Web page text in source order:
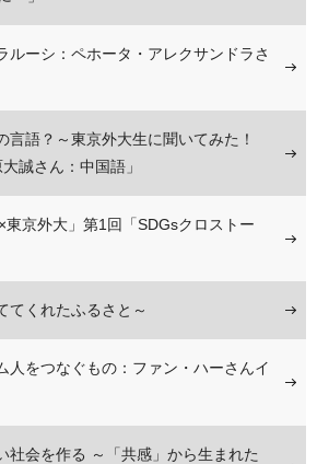
ルーシ：ペホータ・アレクサンドラさ
言語？～東京外大生に聞いてみた！
誠さん：中国語」
東京外大」第1回「SDGsクロストー
てくれたふるさと～
人をつなぐもの：ファン・ハーさんイ
社会を作る ～「共感」から生まれた